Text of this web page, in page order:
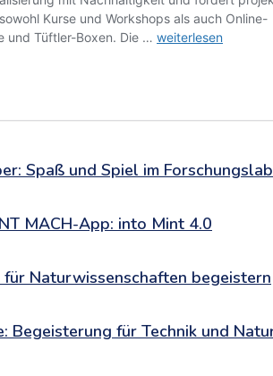
Spaß und Spiel im
MACH-App: into Mint 4.0
Naturwissenschaften begeistern
Begeisterung für Technik und